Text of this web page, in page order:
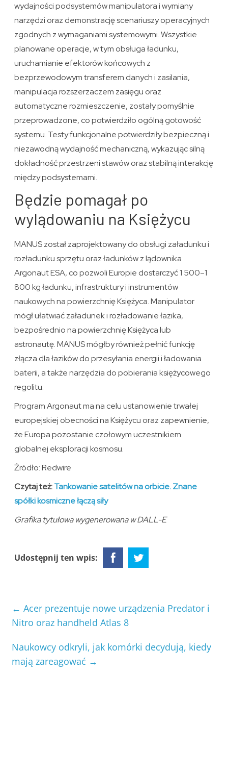
wydajności podsystemów manipulatora i wymiany
narzędzi oraz demonstrację scenariuszy operacyjnych
zgodnych z wymaganiami systemowymi. Wszystkie
planowane operacje, w tym obsługa ładunku,
uruchamianie efektorów końcowych z
bezprzewodowym transferem danych i zasilania,
manipulacja rozszerzaczem zasięgu oraz
automatyczne rozmieszczenie, zostały pomyślnie
przeprowadzone, co potwierdziło ogólną gotowość
systemu. Testy funkcjonalne potwierdziły bezpieczną i
niezawodną wydajność mechaniczną, wykazując silną
dokładność przestrzeni stawów oraz stabilną interakcję
między podsystemami.
Będzie pomagał po
wylądowaniu na Księżycu
MANUS został zaprojektowany do obsługi załadunku i
rozładunku sprzętu oraz ładunków z lądownika
Argonaut ESA, co pozwoli Europie dostarczyć 1 500–1
800 kg ładunku, infrastruktury i instrumentów
naukowych na powierzchnię Księżyca. Manipulator
mógł ułatwiać załadunek i rozładowanie łazika,
bezpośrednio na powierzchnię Księżyca lub
astronautę. MANUS mógłby również pełnić funkcję
złącza dla łazików do przesyłania energii i ładowania
baterii, a także narzędzia do pobierania księżycowego
regolitu.
Program Argonaut ma na celu ustanowienie trwałej
europejskiej obecności na Księżycu oraz zapewnienie,
że Europa pozostanie czołowym uczestnikiem
globalnej eksploracji kosmosu.
Źródło: Redwire
Czytaj też:Tankowanie satelitów na orbicie. Znane
spółki kosmiczne łączą siły
Grafika tytułowa wygenerowana w DALL-E
Udostępnij ten wpis:
← Acer prezentuje nowe urządzenia Predator i
Nitro oraz handheld Atlas 8
Naukowcy odkryli, jak komórki decydują, kiedy
mają zareagować →